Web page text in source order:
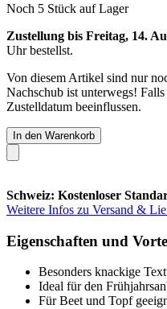
Noch 5 Stück auf Lager
Zustellung bis Freitag, 14.
Uhrbestellst.
Von diesem Artikel sind nur
Nachschub ist unterwegs!
Zustelldatum beeinflussen.
In den Warenkorb
Schweiz: Kostenloser
Weitere Infos zu Versand &
Eigenschaften und
Besonders knackige
Ideal für den
Für Beet und Topf